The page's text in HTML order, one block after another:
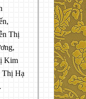
Thị
Kim
Thị Hạ